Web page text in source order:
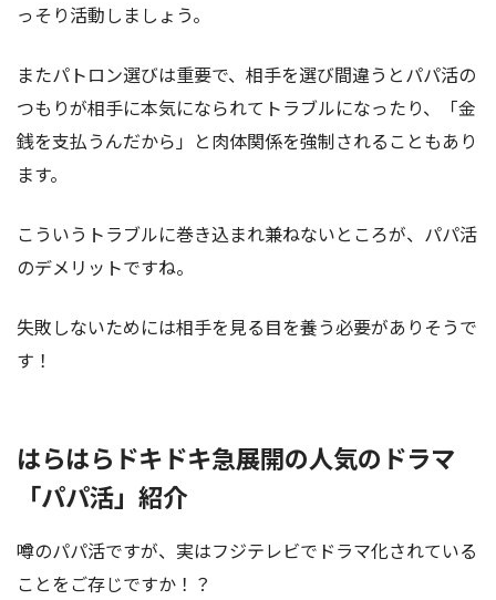
っそり活動しましょう。
またパトロン選びは重要で、相手を選び間違うとパパ活の
つもりが相手に本気になられてトラブルになったり、「金
銭を支払うんだから」と肉体関係を強制されることもあり
ます。
こういうトラブルに巻き込まれ兼ねないところが、パパ活
のデメリットですね。
失敗しないためには相手を見る目を養う必要がありそうで
す！
はらはらドキドキ急展開の人気のドラマ
「パパ活」紹介
噂のパパ活ですが、実はフジテレビでドラマ化されている
ことをご存じですか！？